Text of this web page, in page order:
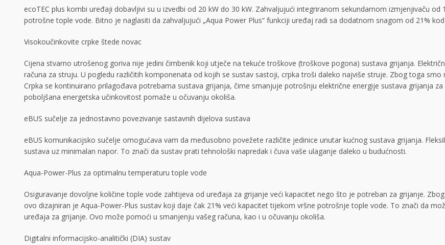
ecoTEC plus kombi uređaji dobavljivi su u izvedbi od 20 kW do 30 kW. Zahvaljujući integriranom sekundarnom izmjenjivaču
potrošne tople vode. Bitno je naglasiti da zahvaljujući „Aqua Power Plus“ funkciji uređaj radi sa dodatnom snagom od 21%
Visokoučinkovite crpke štede novac
Cijena stvarno utrošenog goriva nije jedini čimbenik koji utječe na tekuće troškove (troškove pogona) sustava grijanja.
računa za struju. U pogledu različitih komponenata od kojih se sustav sastoji, crpka troši daleko najviše struje. Zbog toga
Crpka se kontinuirano prilagođava potrebama sustava grijanja, čime smanjuje potrošnju električne energije sustava grijanja
poboljšana energetska učinkovitost pomaže u očuvanju okoliša.
eBUS sučelje za jednostavno povezivanje sastavnih dijelova sustava
eBUS komunikacijsko sučelje omogućava vam da međusobno povežete različite jedinice unutar kućnog sustava grijanja.
sustava uz minimalan napor. To znači da sustav prati tehnološki napredak i čuva vaše ulaganje daleko u budućnosti.
Aqua-Power-Plus za optimalnu temperaturu tople vode
Osiguravanje dovoljne količine tople vode zahtijeva od uređaja za grijanje veći kapacitet nego što je potreban za grijanje.
ovo dizajniran je Aqua-Power-Plus sustav koji daje čak 21% veći kapacitet tijekom vršne potrošnje tople vode. To znači da
uređaja za grijanje. Ovo može pomoći u smanjenju vašeg računa, kao i u očuvanju okoliša.
Digitalni informacijsko-analitički (DIA) sustav